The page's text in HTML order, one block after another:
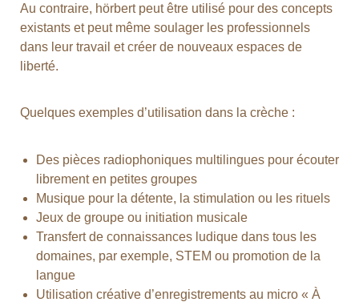
Au contraire, hörbert peut être utilisé pour des concepts
existants et peut même soulager les professionnels
dans leur travail et créer de nouveaux espaces de
liberté.
Quelques exemples d’utilisation dans la crèche :
Des pièces radiophoniques multilingues pour écouter
librement en petites groupes
Musique pour la détente, la stimulation ou les rituels
Jeux de groupe ou initiation musicale
Transfert de connaissances ludique dans tous les
domaines, par exemple, STEM ou promotion de la
langue
Utilisation créative d’enregistrements au micro « À